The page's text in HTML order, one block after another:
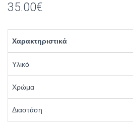
35.00€
Χαρακτηριστικά
Υλικό
Χρώμα
Διαστάση